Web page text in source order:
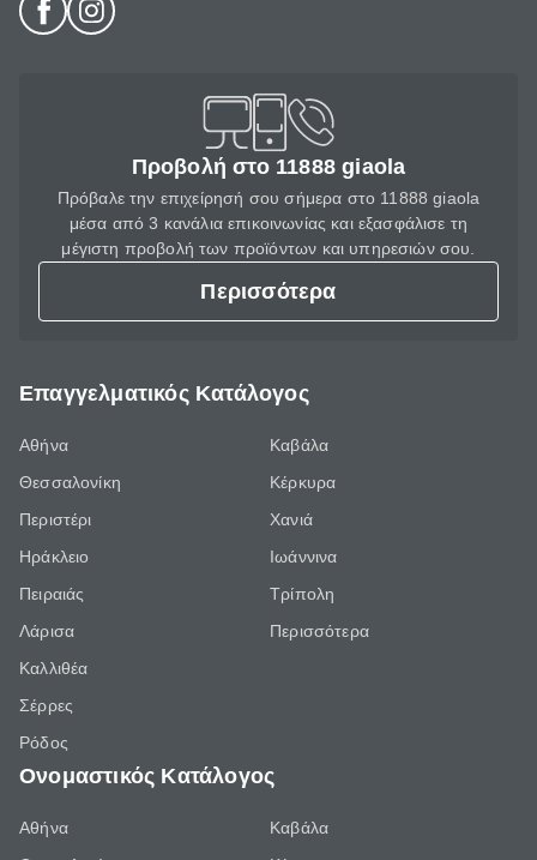
Προβολή στο 11888 giaola
Πρόβαλε την επιχείρησή σου σήμερα στο 11888 giaola
μέσα από 3 κανάλια επικοινωνίας και εξασφάλισε τη
μέγιστη προβολή των προϊόντων και υπηρεσιών σου.
Περισσότερα
Επαγγελματικός Κατάλογος
Αθήνα
Θεσσαλονίκη
Περιστέρι
Ηράκλειο
Πειραιάς
Λάρισα
Καλλιθέα
Σέρρες
Ρόδος
Καβάλα
Κέρκυρα
Χανιά
Ιωάννινα
Τρίπολη
Περισσότερα
Ονομαστικός Κατάλογος
Αθήνα
Καβάλα